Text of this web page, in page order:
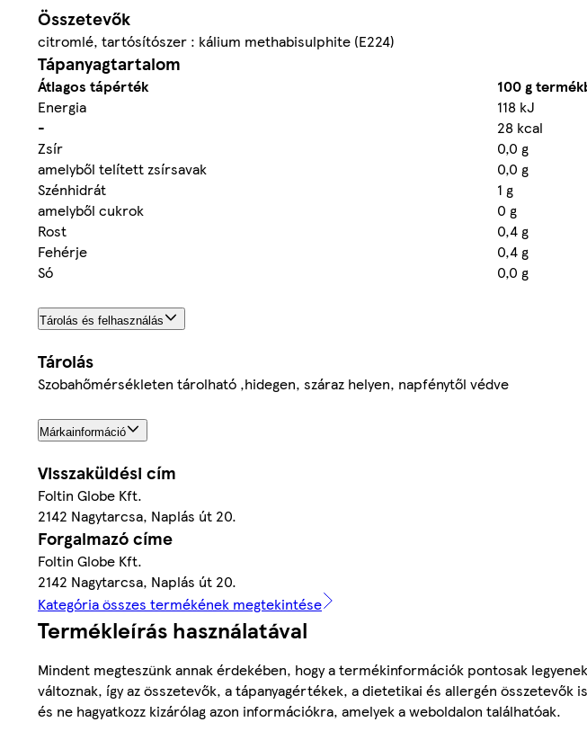
Összetevők
citromlé, tartósítószer : kálium methabisulphite (E224)
Tápanyagtartalom
Átlagos tápérték
100 g
Energia
118 kJ
-
28 kcal
Zsír
0,0 g
amelyből telített zsírsavak
0,0 g
Szénhidrát
1 g
amelyből cukrok
0 g
Rost
0,4 g
Fehérje
0,4 g
Só
0,0 g
Tárolás és felhasználás
Tárolás
Szobahőmérsékleten tárolható ,hidegen, száraz helyen, napfénytől védve
Márkainformáció
Visszaküldési cím
Foltin Globe Kft.
2142 Nagytarcsa, Naplás út 20.
Forgalmazó címe
Foltin Globe Kft.
2142 Nagytarcsa, Naplás út 20.
Kategória összes termékének megtekintése
Termékleírás használatával
Mindent megteszünk annak érdekében, hogy a termékinformációk pontosak
változnak, így az összetevők, a tápanyagértékek, a dietetikai és allergén
és ne hagyatkozz kizárólag azon információkra, amelyek a weboldalon találhatóak.